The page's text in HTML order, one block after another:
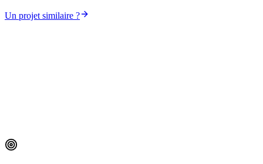
Un projet similaire ?